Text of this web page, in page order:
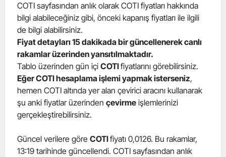
Edirne
Elazığ
Erzincan
Erzurum
Eskişehir
Giresun
COTI sayfasından anlık olarak COTI fiyatları hakkında
bilgi alabileceğiniz gibi, önceki kapanış fiyatları ile ilgili
de bilgi alabilirsiniz.
Fiyat detayları 15 dakikada bir güncellenerek canlı
rakamlar üzerinden yansıtılmaktadır.
Tablo üzerinden gün içi COTIfiyatlarını görebilirsiniz.
Eğer COTI hesaplama işlemi yapmak isterseniz,
hemen COTI altında yer alan çevirici aracını kullanarak
şu anki fiyatlar üzerinden çevirme işlemlerinizi
gerçekleştirebilirsiniz.
Güncel verilere göre COTIfiyatı 0,0126. Bu rakamlar,
13:19 tarihinde güncellendi. COTI sayfasından anlık